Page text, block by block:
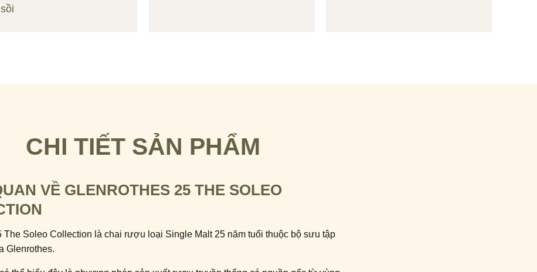
CHI TIẾT SẢN PHẨM
VỀ GLENROTHES 25 THE SOLEO
The Soleo Collection là chai rượu loại Single Malt 25 năm tuổi thuộc bộ sưu tập
Glenrothes.